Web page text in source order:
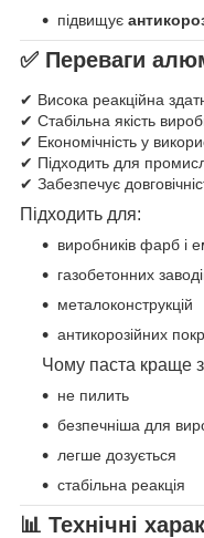
підвищує
✅ Переваги
✔ Висока реакційна
✔ Стабільна якість
✔ Економічність у
✔ Підходить для
✔ Забезпечує
Підходить для:
виробників фарб і
газобетонних
металоконструкцій
антикорозійних
Чому паста краще
не пилить
безпечніша для
легше дозується
стабільна реакція
📊 Технічні